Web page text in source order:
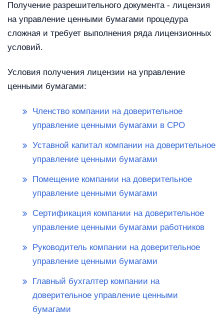
Получение разрешительного документа - лицензия
на управление ценными бумагами процедура
сложная и требует выполнения ряда лицензионных
условий.
Условия получения лицензии на управление
ценными бумагами:
Членство компании на доверительное
управление ценными бумагами в СРО
Уставной капитал компании на доверительное
управление ценными бумагами
Помещение компании на доверительное
управление ценными бумагами
Сертификация компании на доверительное
управление ценными бумагами работников
Руководитель компании на доверительное
управление ценными бумагами
Главный бухгалтер компании на
доверительное управление ценными
бумагами